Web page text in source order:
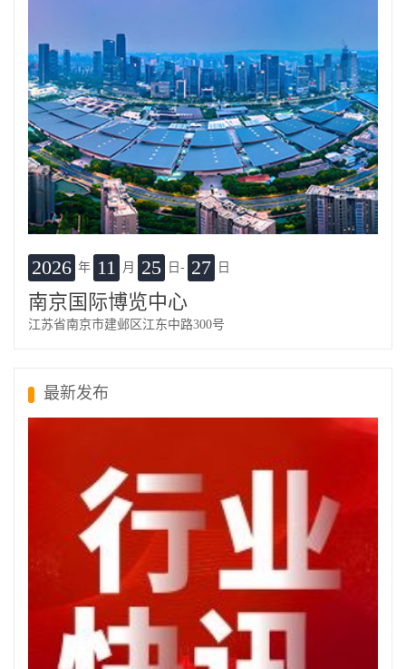
2026 年 11 月 25 日- 27 日
南京国际博览中心
江苏省南京市建邺区江东中路300号
最新发布